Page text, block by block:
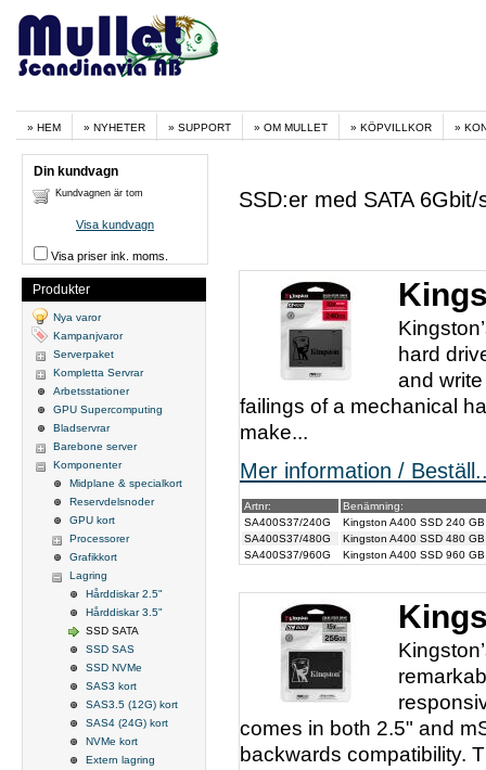
HEM NYHETER SUPPORT OM MULLET KÖPVILLKOR
SSD:er med SATA
hard
and
failings of a mechanical
make...
Mer information /
Artnr:
Benämning:
SA400S37/240G
Kingston A400 SSD 240
SA400S37/480G
Kingston A400 SSD 480
SA400S37/960G
Kingston A400 SSD 960
comes in both 2.5" and
backwards compatibility.
Din kundvagn
Kundvagnen är tom
Visa kundvagn
Visa priser ink. moms.
Produkter
Nya varor
Kampanjvaror
Serverpaket
Kompletta Servrar
Arbetsstationer
GPU Supercomputing
Bladservrar
Barebone server
Komponenter
Midplane & specialkort
Reservdelsnoder
GPU kort
Processorer
Grafikkort
Lagring
Hårddiskar 2.5"
Hårddiskar 3.5"
SSD SATA
SSD SAS
SSD NVMe
SAS3 kort
SAS3.5 (12G) kort
SAS4 (24G) kort
NVMe kort
Extern lagring